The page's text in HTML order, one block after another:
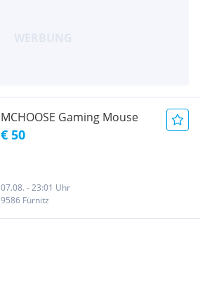
MCHOOSE Gaming Mouse
€ 50
07.08. - 23:01 Uhr
9586 Fürnitz